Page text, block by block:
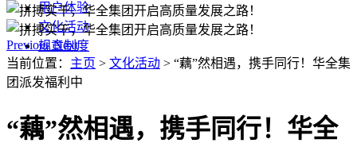
用户体验
文化活动
规章制度
Previous Next
当前位置： 主页 > 文化活动 > “藕”然相遇，携手同行！华全集
团派发福利中
“藕”然相遇，携手同行！华全